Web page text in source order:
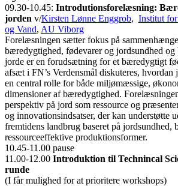
09.30-10.45: Introdutionsforelæsning:
jorden v/Kirsten Lønne Enggrob, Institut
og Vand, AU Viborg
Forelæsningen sætter fokus på
bæredygtighed, fødevarer og jordsundhed og
jorde er en forudsætning for et bæredygtigt
afsæt i FN’s Verdensmål diskuteres, hvordan
en central rolle for både miljømæssige,
dimensioner af bæredygtighed.
perspektiv på jord som ressource og
og innovationsindsatser, der kan understøtte
fremtidens landbrug baseret på jordsundhed,
ressourceeffektive produktionsformer.
10.45-11.00 pause
11.00-12.00 Introduktion til Technincal
runde
(I får mulighed for at prioritere workshops)